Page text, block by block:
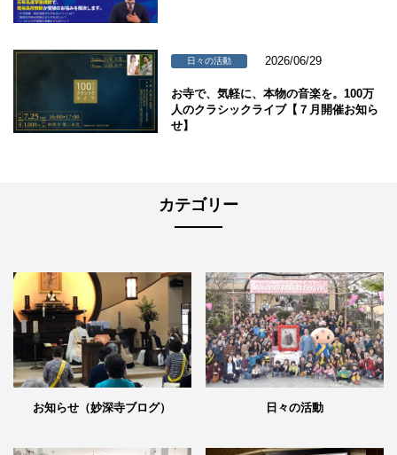
日々の活動 2026/06/29
お寺で、気軽に、本物の音楽を。100万
人のクラシックライブ【７月開催お知ら
せ】
カテゴリー
お知らせ（妙深寺ブログ） 日々の活動